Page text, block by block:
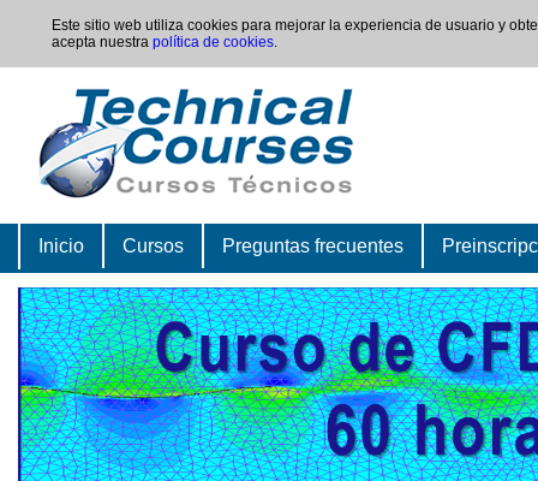
Este sitio web utiliza cookies para mejorar la experiencia de usuario y
acepta nuestra política de cookies.
Inicio Cursos Preguntas frecuentes